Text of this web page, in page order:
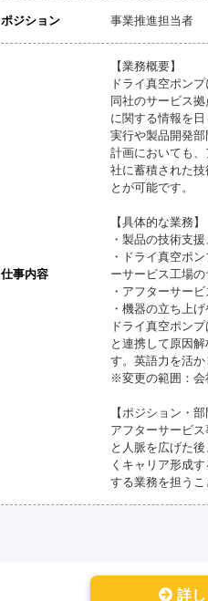
ポジション 事業推進担当者
仕事内容
【業務概要】
ドライ真空ポン
同社のサービス
に関する情報を
実行や製品開発
計画においても
社に蓄積された
とが可能です。
【具体的な業務】
・製品の技術支
・ドライ真空ポ
ーサービス工場の
・アフターサー
・機器の立ち上
ドライ真空ポン
と連携して原因
す。英語力を活か
※変更の範囲：会
【ポジション・部
アフターサービ
と人脈を広げた
くキャリア形成
する業務を担うこ
詳